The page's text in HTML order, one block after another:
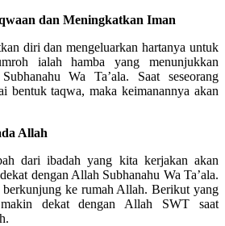
dan Meningkatkan Iman
diri dan mengeluarkan hartanya untuk
ialah hamba yang menunjukkan
Wa Ta’ala. Saat seseorang
bentuk taqwa, maka keimanannya akan
Allah
dari ibadah yang kita kerjakan akan
dengan Allah Subhanahu Wa Ta’ala.
ke rumah Allah. Berikut yang
dekat dengan Allah SWT saat